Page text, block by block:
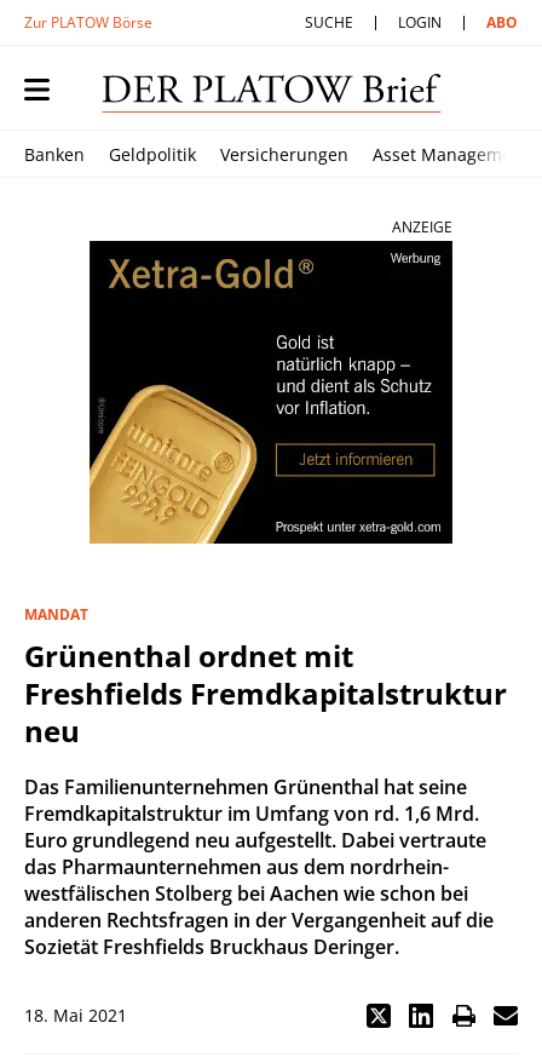
Zur PLATOW Börse SUCHE LOGIN ABO
Banken Geldpolitik Versicherungen Asset Management
ANZEIGE
MANDAT
Grünenthal ordnet mit
Freshfields Fremdkapitalstruktur
neu
Das Familienunternehmen Grünenthal hat seine
Fremdkapitalstruktur im Umfang von rd. 1,6 Mrd.
Euro grundlegend neu aufgestellt. Dabei vertraute
das Pharmaunternehmen aus dem nordrhein-
westfälischen Stolberg bei Aachen wie schon bei
anderen Rechtsfragen in der Vergangenheit auf die
Sozietät Freshfields Bruckhaus Deringer.
18. Mai 2021